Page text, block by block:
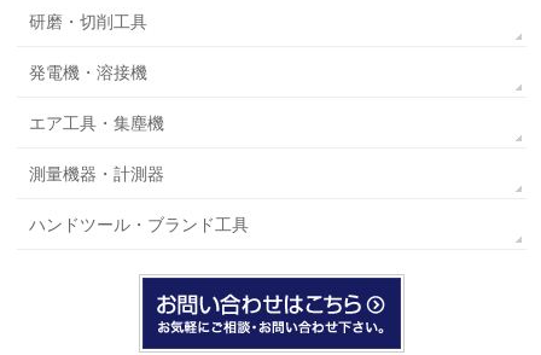
研磨・切削工具
発電機・溶接機
エア工具・集塵機
測量機器・計測器
ハンドツール・ブランド工具